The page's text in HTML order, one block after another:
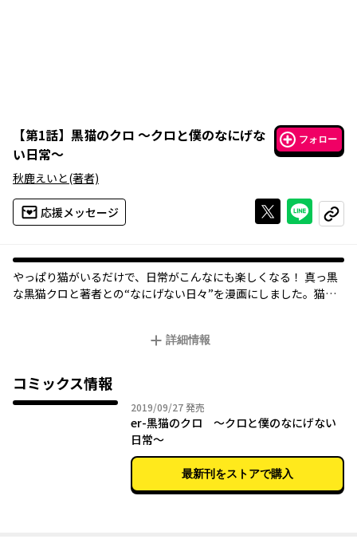
【第1話】 黒猫のクロ ～クロと僕のなにげな
い日常～
フォロー
秋鹿えいと(著者)
応援メッセージ Xで投稿する
ライン
コピー
やっぱり猫がいるだけで、日常がこんなにも楽しくなる！ 真っ黒
な黒猫クロと著者との“なにげない日々”を漫画にしました。猫と
詳細情報
コミックス情報
2019/09/272019年09月27日
発売
er-黒猫のクロ 〜クロと僕のなにげない
日常〜
最新刊をストアで購入